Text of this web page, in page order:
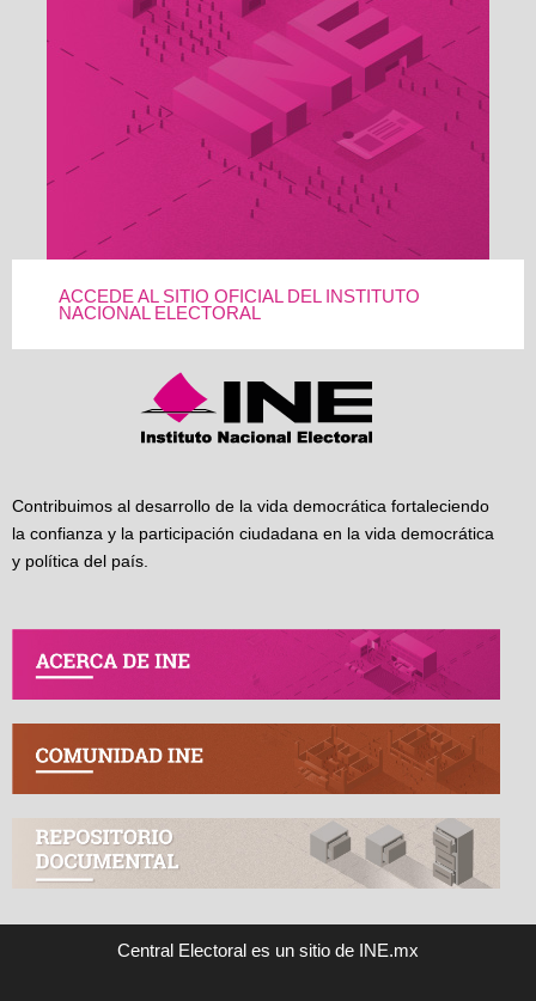
ACCEDE AL SITIO OFICIAL DEL INSTITUTO
NACIONAL ELECTORAL
Contribuimos al desarrollo de la vida democrática fortaleciendo
la confianza y la participación ciudadana en la vida democrática
y política del país.
Central Electoral es un sitio de INE.mx